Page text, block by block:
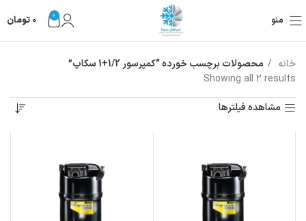
منو 0
0 تومان
خانه
محصولات برچسب خورده “کمپرسور 1/2+1 سکاپ”
Showing all 2 results
مشاهده فیلترها